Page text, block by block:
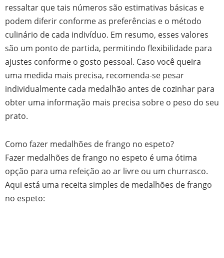
ressaltar que tais números são estimativas básicas e
podem diferir conforme as preferências e o método
culinário de cada indivíduo. Em resumo, esses valores
são um ponto de partida, permitindo flexibilidade para
ajustes conforme o gosto pessoal. Caso você queira
uma medida mais precisa, recomenda-se pesar
individualmente cada medalhão antes de cozinhar para
obter uma informação mais precisa sobre o peso do seu
prato.
Como fazer medalhões de frango no espeto?
Fazer medalhões de frango no espeto é uma ótima
opção para uma refeição ao ar livre ou um churrasco.
Aqui está uma receita simples de medalhões de frango
no espeto: